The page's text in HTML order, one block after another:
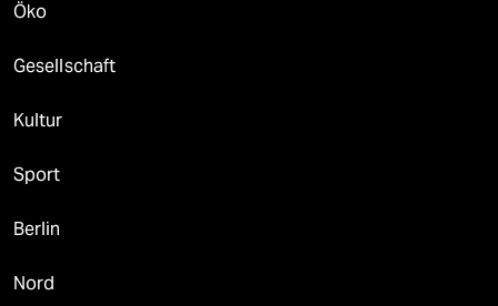
Öko
Gesellschaft
Kultur
Sport
Berlin
Nord